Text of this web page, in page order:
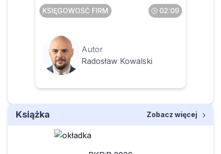
KSIĘGOWOŚĆ FIRM 02:09
Autor
Radosław Kowalski
Książka Zobacz więcej